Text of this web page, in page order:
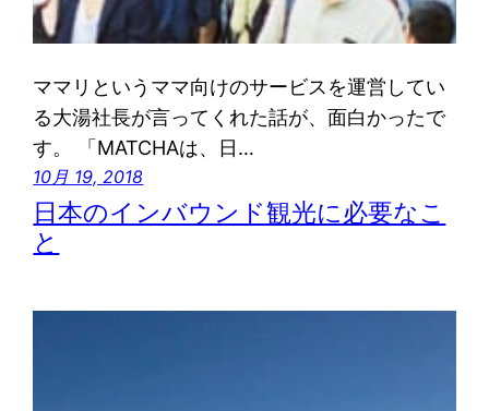
ママリというママ向けのサービスを運営してい
る大湯社長が言ってくれた話が、面白かったで
す。 「MATCHAは、日…
10月 19, 2018
日本のインバウンド観光に必要なこ
と